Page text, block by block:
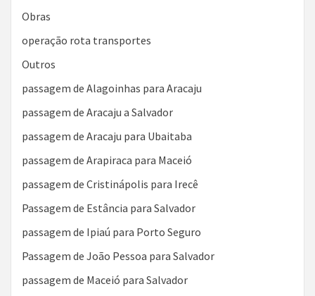
Obras
operação rota transportes
Outros
passagem de Alagoinhas para Aracaju
passagem de Aracaju a Salvador
passagem de Aracaju para Ubaitaba
passagem de Arapiraca para Maceió
passagem de Cristinápolis para Irecê
Passagem de Estância para Salvador
passagem de Ipiaú para Porto Seguro
Passagem de João Pessoa para Salvador
passagem de Maceió para Salvador